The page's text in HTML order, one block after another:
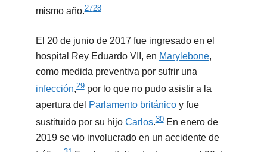
mismo año.2728
El 20 de junio de 2017 fue ingresado en el
hospital Rey Eduardo VII, en Marylebone,
como medida preventiva por sufrir una
infección,29​ por lo que no pudo asistir a la
apertura del Parlamento británicoy fue
sustituido por su hijo Carlos.30​ En enero de
2019 se vio involucrado en un accidente de